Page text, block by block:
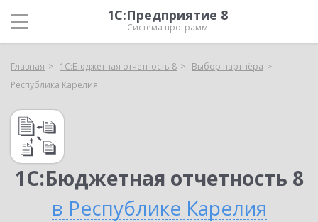
1С:Предприятие 8
Система программ
Главная 1С:Бюджетная отчетность 8
Выбор партнёра
Республика Карелия
1С:Бюджетная отчетность 8
в Республике Карелия